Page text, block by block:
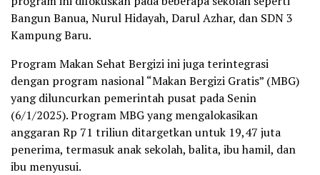
Bangun Banua, Nurul Hidayah, Darul Azhar, dan SDN 3
Kampung Baru.
Program Makan Sehat Bergizi ini juga terintegrasi
dengan program nasional “Makan Bergizi Gratis” (MBG)
yang diluncurkan pemerintah pusat pada Senin
(6/1/2025). Program MBG yang mengalokasikan
anggaran Rp 71 triliun ditargetkan untuk 19,47 juta
penerima, termasuk anak sekolah, balita, ibu hamil, dan
ibu menyusui.